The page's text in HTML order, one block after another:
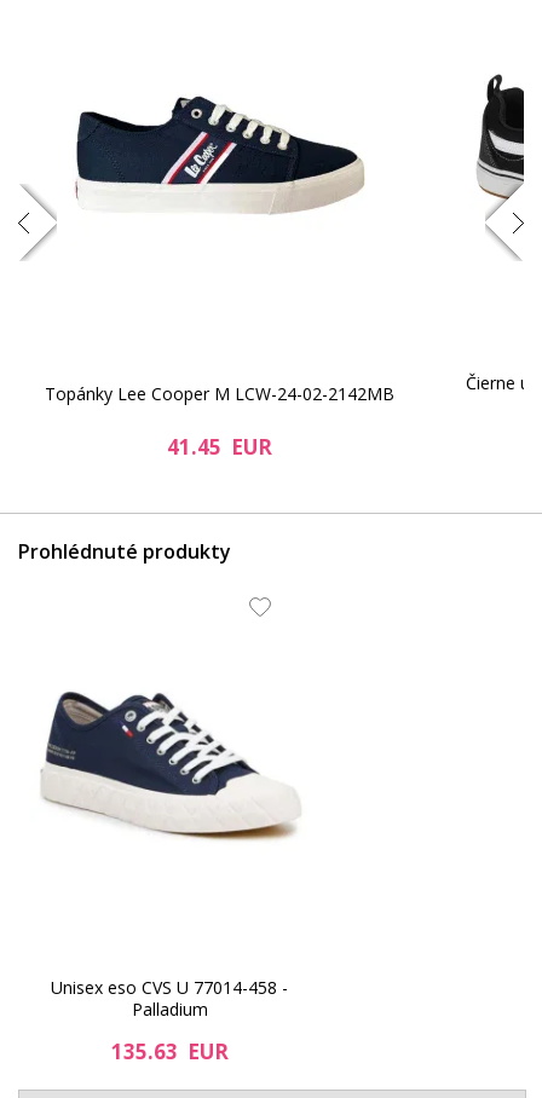
Topánky Lee Cooper M LCW-24-02-2142MB
41.45 EUR
Čierne
Prohlédnuté produkty
Unisex eso CVS U 77014-458 -
Palladium
135.63 EUR